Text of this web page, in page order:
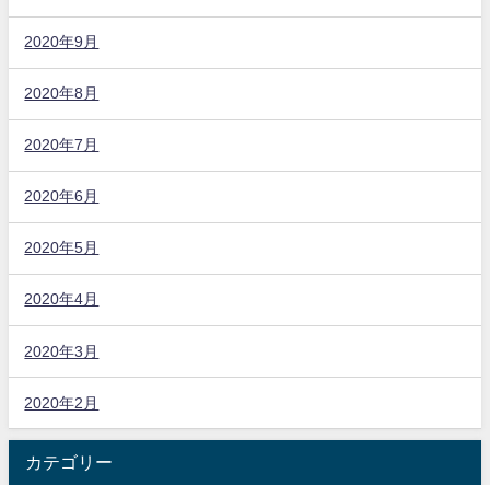
2020年9月
2020年8月
2020年7月
2020年6月
2020年5月
2020年4月
2020年3月
2020年2月
カテゴリー